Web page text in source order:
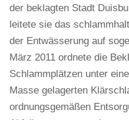
der beklagten Stadt
leitete sie das
der Entwässerung auf
März 2011 ordnete die
Schlammplätzen unter
Masse gelagerten
ordnungsgemäßen